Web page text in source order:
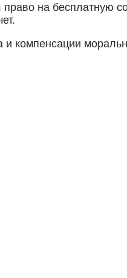
право на бесплатную
и компенсации